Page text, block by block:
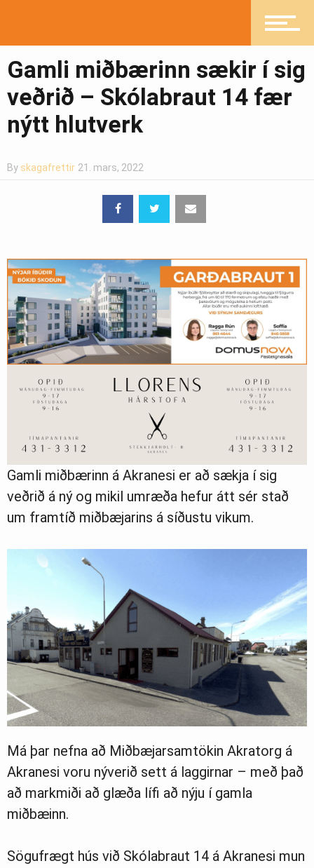
Pistlar
Greinasafn
Gamli miðbærinn sækir í sig
veðrið – Skólabraut 14 fær
nýtt hlutverk
By skagafrettir 21. mars, 2022
Gamli miðbærinn á Akranesi er að sækja í sig
veðrið á ný og mikil umræða hefur átt sér stað
um framtíð miðbæjarins á síðustu vikum.
Má þar nefna að Miðbæjarsamtökin Akratorg á
Akranesi voru nýverið sett á laggirnar – með það
að markmiði að glæða lífi að nýju í gamla
miðbæinn.
Sögufrægt hús við Skólabraut 14 á Akranesi mun